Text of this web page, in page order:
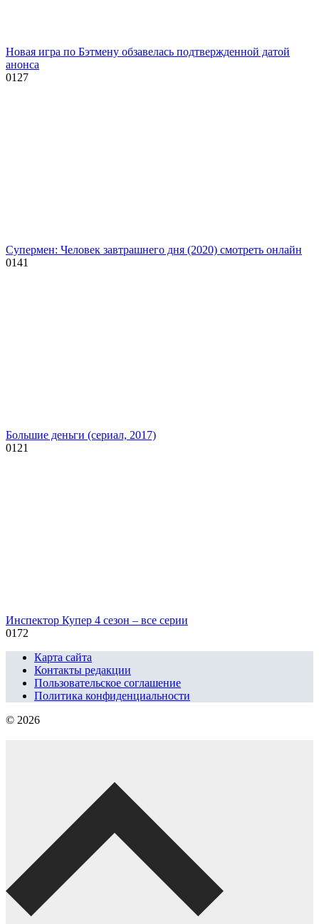
Новая игра по Бэтмену обзавелась подтвержденной датой
анонса
0127
Супермен: Человек завтрашнего дня (2020) смотреть онлайн
0141
Большие деньги (сериал, 2017)
0121
Инспектор Купер 4 сезон – все серии
0172
Карта сайта
Контакты редакции
Пользовательское соглашение
Политика конфиденциальности
© 2026